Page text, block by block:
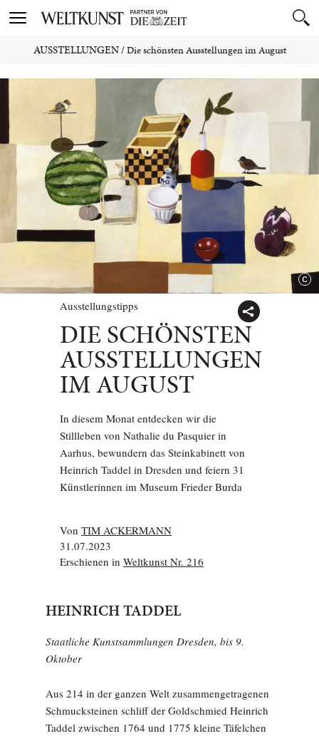
Toggle
AUSSTELLUNGEN/Die schönsten Ausstellungen im August
Ausstellungstipps
DIE SCHÖNSTEN
AUSSTELLUNGEN
IM AUGUST
In diesem Monat entdecken wir die
Stillleben von Nathalie du Pasquier in
Aarhus, bewundern das Steinkabinett von
Heinrich Taddel in Dresden und feiern 31
Künstlerinnen im Museum Frieder Burda
Von TIM ACKERMANN
31.07.2023
Erschienen in Weltkunst Nr. 216
HEINRICH TADDEL
Staatliche Kunstsammlungen Dresden, bis 9.
Oktober
Aus 214 in der ganzen Welt zusammengetragenen
Schmucksteinen schliff der Goldschmied Heinrich
Taddel zwischen 1764 und 1775 kleine Täfelchen